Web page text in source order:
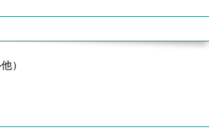
）